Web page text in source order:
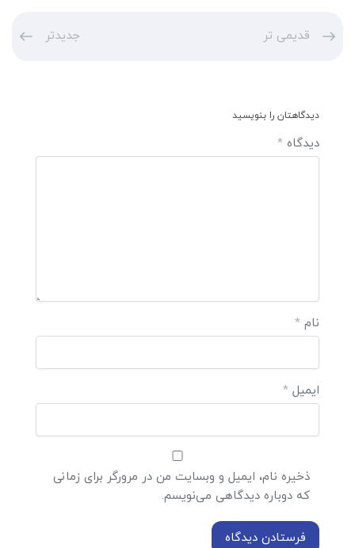
قدیمی تر جدیدتر
دیدگاهتان را بنویسید
دیدگاه *
نام *
ایمیل *
ذخیره نام، ایمیل و وبسایت من در مرورگر برای زمانی
که دوباره دیدگاهی می‌نویسم.